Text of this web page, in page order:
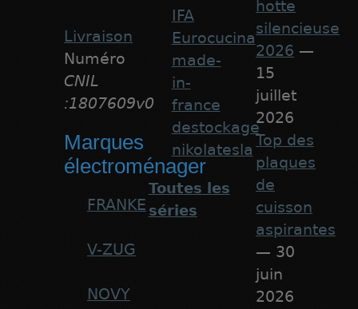
Livraison
Numéro
CNIL
:1807609v0
Marques
électroménager
FRANKE
V-ZUG
NOVY
IFA
Eurocucina
made-
in-
france
destockage
nikolatesla
Toutes les
séries
hotte
silencieuse
2026 —
15
juillet
2026
Top des
plaques
de
cuisson
aspirantes
— 30
juin
2026